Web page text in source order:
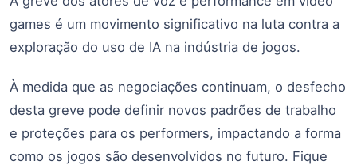
games é um movimento significativo na luta contra a
exploração do uso de IA na indústria de jogos.
À medida que as negociações continuam, o desfecho
desta greve pode definir novos padrões de trabalho
e proteções para os performers, impactando a forma
como os jogos são desenvolvidos no futuro. Fique